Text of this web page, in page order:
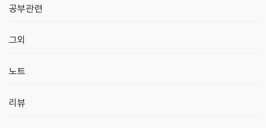
공부관련
그외
노트
리뷰